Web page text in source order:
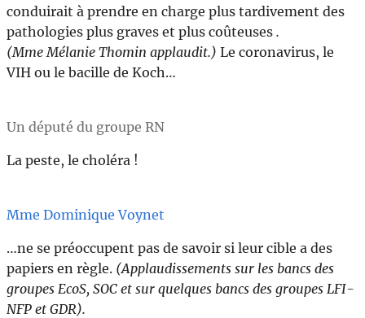
conduirait à prendre en charge plus tardivement des
pathologies plus graves et plus coûteuses .
(Mme Mélanie Thomin applaudit.) Le coronavirus, le
VIH ou le bacille de Koch…
Un député du groupe RN
La peste, le choléra !
Mme Dominique Voynet
…ne se préoccupent pas de savoir si leur cible a des
papiers en règle. (Applaudissements sur les bancs des
groupes EcoS, SOC et sur quelques bancs des groupes LFI-
NFP et GDR).